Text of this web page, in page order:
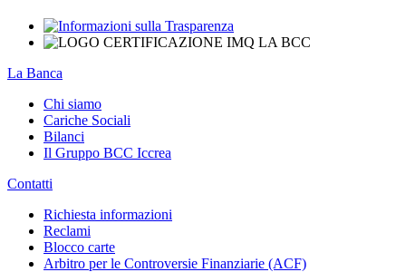
La Banca
Chi siamo
Cariche Sociali
Bilanci
Il Gruppo BCC Iccrea
Contatti
Richiesta informazioni
Reclami
Blocco carte
Arbitro per le Controversie Finanziarie (ACF)